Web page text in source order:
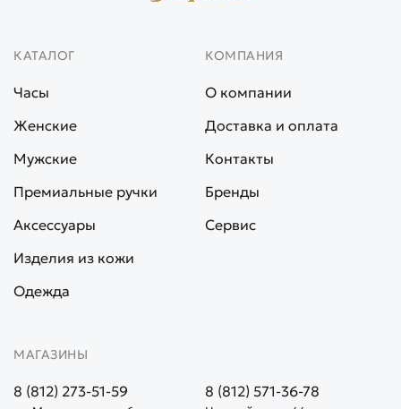
КАТАЛОГ
Часы
Женские
Мужские
Премиальные ручки
Аксессуары
Изделия из кожи
Одежда
КОМПАНИЯ
О компании
Доставка и оплата
Контакты
Бренды
Сервис
МАГАЗИНЫ
8 (812) 273-51-59 8 (812) 571-36-78